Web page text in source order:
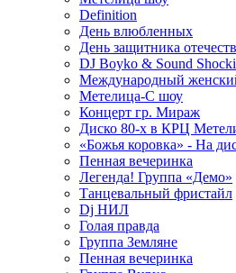
Definition
День влюбленных
День защитника
DJ Boyko & Sound
Международный
Метелица-С шоу
Концерт гр. Мираж
Диско 80-х в КРЦ
«Божья коровка» - На
Пенная вечеринка
Легенда! Группа «Демо»
Танцевальный фристайл
Dj НИЛ
Голая правда
Группа Земляне
Пенная вечеринка